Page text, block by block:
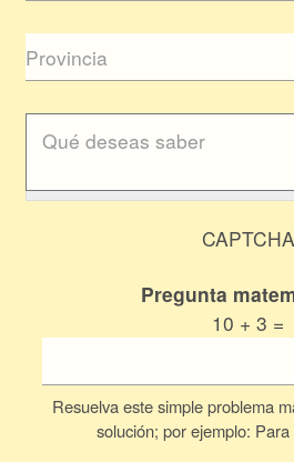
CAPTCHA
Pregunta
10 + 3 =
Resuelva este simple problema
solución; por ejemplo: